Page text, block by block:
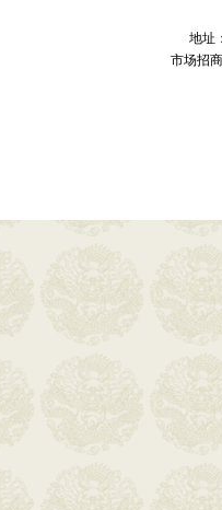
地址
市场招